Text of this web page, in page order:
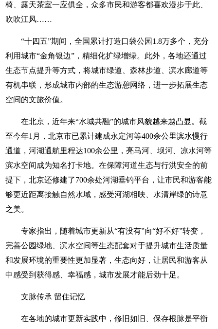
椅、露天茶室一应俱全，众多市民和游客都喜欢漫步于此、
吹吹江风……
“十四五”期间，全国累计打造口袋公园1.8万多个，充分
利用城市“金角银边”，精细化扩绿增绿。此外，各地还通过
生态节点提升等方式，将城市绿道、森林步道、滨水廊道等
有机串联，形成城市内部的生态游憩网络，进一步拓展生态
空间的文旅价值。
在北京，近年来“水城共融”的城市风貌越来越凸显。截
至今年1月，北京市已累计建成永定河等400余公里滨水慢行
通道，河湖通航里程达100余公里，亮马河、坝河、凉水河等
滨水空间成为知名打卡地。在保障河道生态与行洪安全的前
提下，北京还修建了700余处河湖垂钓平台，让市民和游客能
够更近距离接触自然水域，感受河湖相映、水清岸绿的诗意
之美。
专家指出，随着城市更新从“有没有”向“好不好”转变，
完善公园绿地、滨水空间等生态配套对于提升城市生活质量
和发展环境的重要性更加显著，生态向好，让居民和游客从
中感受到获得感、幸福感，城市发展才能后劲十足。
文脉传承 留住记忆
在各地的城市更新实践中，修旧如旧、保存根脉是平衡